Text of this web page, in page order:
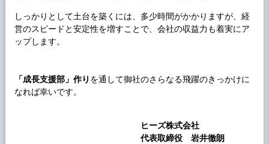
しっかりとして土台を築くには、多少時間がかかりますが、経
営のスピードと安定性を増すことで、会社の収益力も着実にア
ップします。
「成長支援部」作り を通して御社のさらなる飛躍のきっかけに
なれば幸いです。
ヒーズ株式会社
代表取締役 岩井徹朗